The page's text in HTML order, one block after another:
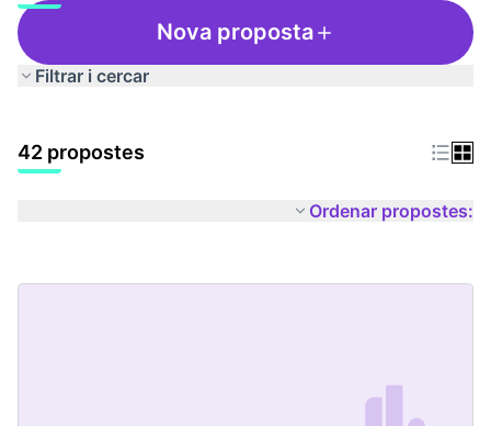
Nova proposta
Filtrar i cercar
42 propostes
Ordenar propostes: